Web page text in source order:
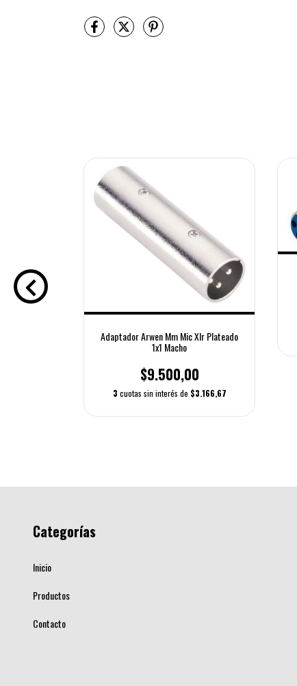
Adaptador Arwen Mm Mic Xlr Plateado
1x1 Macho
$9.500,00
3 cuotas sin interés de $3.166,67
Categorías
Inicio
Productos
Contacto